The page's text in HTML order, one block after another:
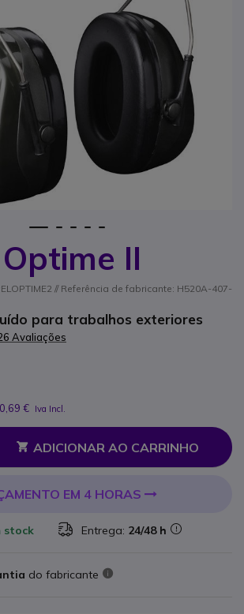
II
// Referência de fabricante: H520A-407-
para trabalhos exteriores
Avaliações
€ Iva Incl.
ADICIONAR AO CARRINHO
EM 4 HORAS
stock Entrega: 24/48 h
do fabricante
Galeria de imagens